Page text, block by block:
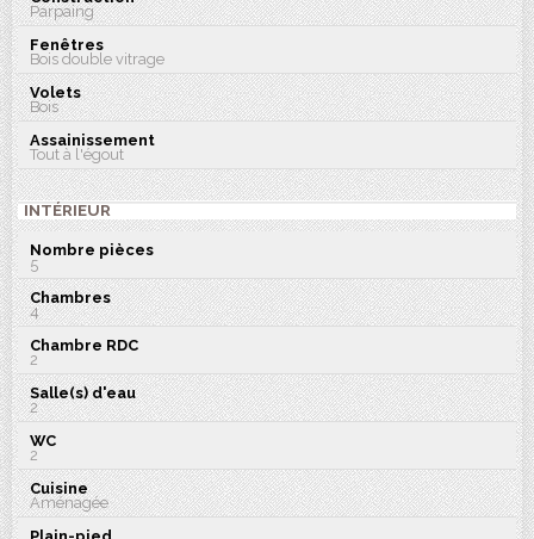
Parpaing
Fenêtres
Bois double vitrage
Volets
Bois
Assainissement
Tout à l'égout
INTÉRIEUR
Nombre pièces
5
Chambres
4
Chambre RDC
2
Salle(s) d'eau
2
WC
2
Cuisine
Aménagée